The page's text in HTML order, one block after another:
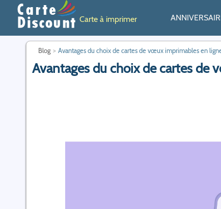
Carte à imprimer
Blog Avantages du choix de cartes de vœux imprimables en
Avantages du choix de cartes